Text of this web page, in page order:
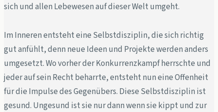
sich und allen Lebewesen auf dieser Welt umgeht.
Im Inneren entsteht eine Selbstdisziplin, die sich richtig
gut anfühlt, denn neue Ideen und Projekte werden anders
umgesetzt. Wo vorher der Konkurrenzkampf herrschte und
jeder auf sein Recht beharrte, entsteht nun eine Offenheit
für die Impulse des Gegenübers. Diese Selbstdisziplin ist
gesund. Ungesund ist sie nur dann wenn sie kippt und zur